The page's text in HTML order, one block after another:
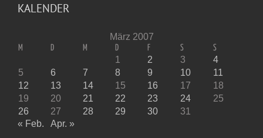
KALENDER
März 2007
M D M D F S S
1 2 3
4
5
6 7 8 9 10
11
12
13 14 15 16 17
18
19
20 21 22 23 24
25
26
27 28 29 30
31
« Feb.
Apr. »